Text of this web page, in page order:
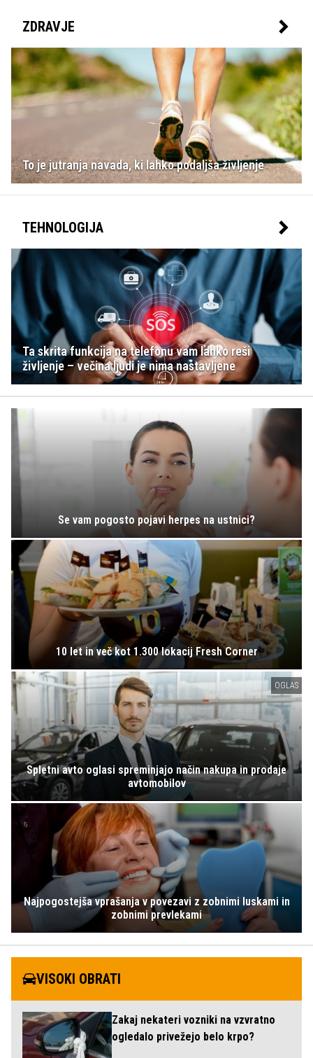
ZDRAVJE
To je jutranja navada, ki lahko podaljša življenje
TEHNOLOGIJA
Ta skrita funkcija na telefonu vam lahko reši
življenje – večina ljudi je nima nastavljene
Se vam pogosto pojavi herpes na ustnici?
10 let in več kot 1.300 lokacij Fresh Corner
OGLAS
Spletni avto oglasi spreminjajo način nakupa in prodaje
avtomobilov
Najpogostejša vprašanja v povezavi z zobnimi luskami in
zobnimi prevlekami
VISOKI OBRATI
Zakaj nekateri vozniki na vzvratno
ogledalo privežejo belo krpo?